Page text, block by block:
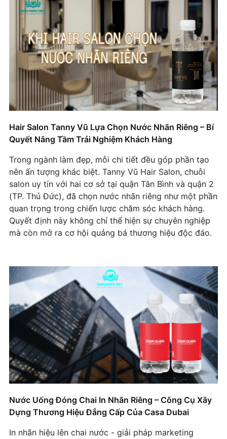
Hair Salon Tanny Vũ Lựa Chọn Nước Nhãn Riêng – Bí
Quyết Nâng Tầm Trải Nghiệm Khách Hàng
Trong ngành làm đẹp, mỗi chi tiết đều góp phần tạo
nên ấn tượng khác biệt. Tanny Vũ Hair Salon, chuỗi
salon uy tín với hai cơ sở tại quận Tân Bình và quận 2
(TP. Thủ Đức), đã chọn nước nhãn riêng như một phần
quan trọng trong chiến lược chăm sóc khách hàng.
Quyết định này không chỉ thể hiện sự chuyên nghiệp
mà còn mở ra cơ hội quảng bá thương hiệu độc đáo.
Nước Uống Đóng Chai In Nhãn Riêng – Công Cụ Xây
Dựng Thương Hiệu Đẳng Cấp Của Casa Dubai
In nhãn hiệu lên chai nước - giải pháp marketing